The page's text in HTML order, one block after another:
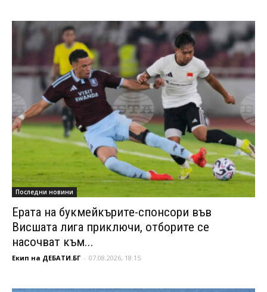
Последни новини
Ерата на букмейкърите-спонсори във
Висшата лига приключи, отборите се
насочват към...
Екип на ДЕБАТИ.БГ - 07.08.2026, 18:15